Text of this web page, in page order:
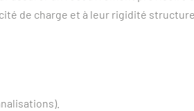
de charge et à leur rigidité